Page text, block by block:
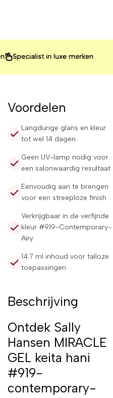
in luxe merken
in luxe merken
in luxe merken
Voordelen
Langdurige glans en kleur
tot wel 14 dagen
Geen UV-lamp nodig voor
een salonwaardig resultaat
Eenvoudig aan te brengen
voor een streeploze finish
Verkrijgbaar in de verfijnde
kleur #919-Contemporary-
Airy
14.7 ml inhoud voor talloze
toepassingen
Beschrijving
Ontdek Sally
Hansen MIRACLE
GEL keita hani
#919-
contemporary-